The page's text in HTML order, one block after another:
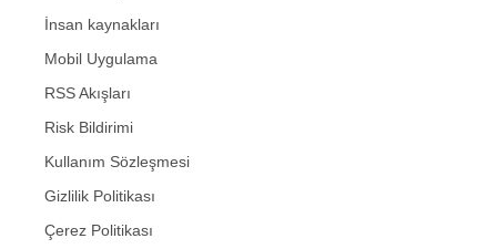
İnsan kaynakları
Mobil Uygulama
RSS Akışları
Risk Bildirimi
Kullanım Sözleşmesi
Gizlilik Politikası
Çerez Politikası